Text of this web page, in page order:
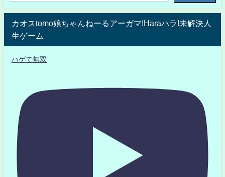
カオスtomo娘ちゃんねーるアーガマ!Haraハラ!未解決人
生ゲーム
ハゲて無双